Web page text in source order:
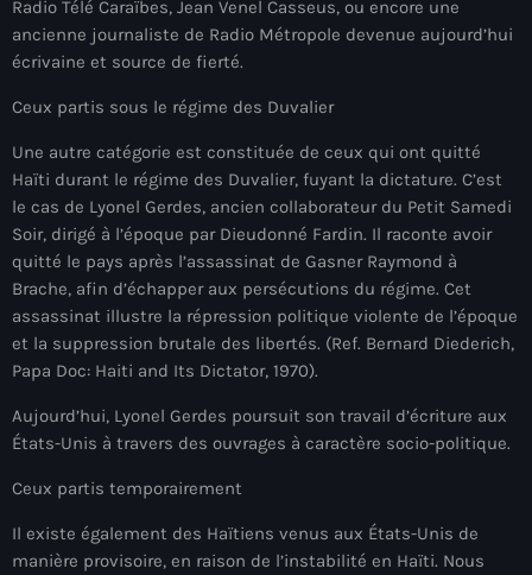
Adriano Espaillat
Aéroport Antoine Simon des Cayes
Aéroport international Toussaint Louverture
Afghanistan
Afrique du Nord et Moyen-Orient
Afrique du Sud
Afrique Sub-Saharienne
Agriculture
Agriculture & Environment
Akademi Kreyòl Ayisyen
Radio Télé Caraïbes, Jean Venel Casseus, ou encore une
ancienne journaliste de Radio Métropole devenue aujourd’hui
écrivaine et source de fierté.
Ceux partis sous le régime des Duvalier
Une autre catégorie est constituée de ceux qui ont quitté
Haïti durant le régime des Duvalier, fuyant la dictature. C’est
le cas de Lyonel Gerdes, ancien collaborateur du Petit Samedi
Soir, dirigé à l’époque par Dieudonné Fardin. Il raconte avoir
quitté le pays après l’assassinat de Gasner Raymond à
Brache, afin d’échapper aux persécutions du régime. Cet
assassinat illustre la répression politique violente de l’époque
et la suppression brutale des libertés. (Ref. Bernard Diederich,
Papa Doc: Haiti and Its Dictator, 1970).
Aujourd’hui, Lyonel Gerdes poursuit son travail d’écriture aux
États-Unis à travers des ouvrages à caractère socio-politique.
Ceux partis temporairement
Il existe également des Haïtiens venus aux États-Unis de
manière provisoire, en raison de l’instabilité en Haïti. Nous